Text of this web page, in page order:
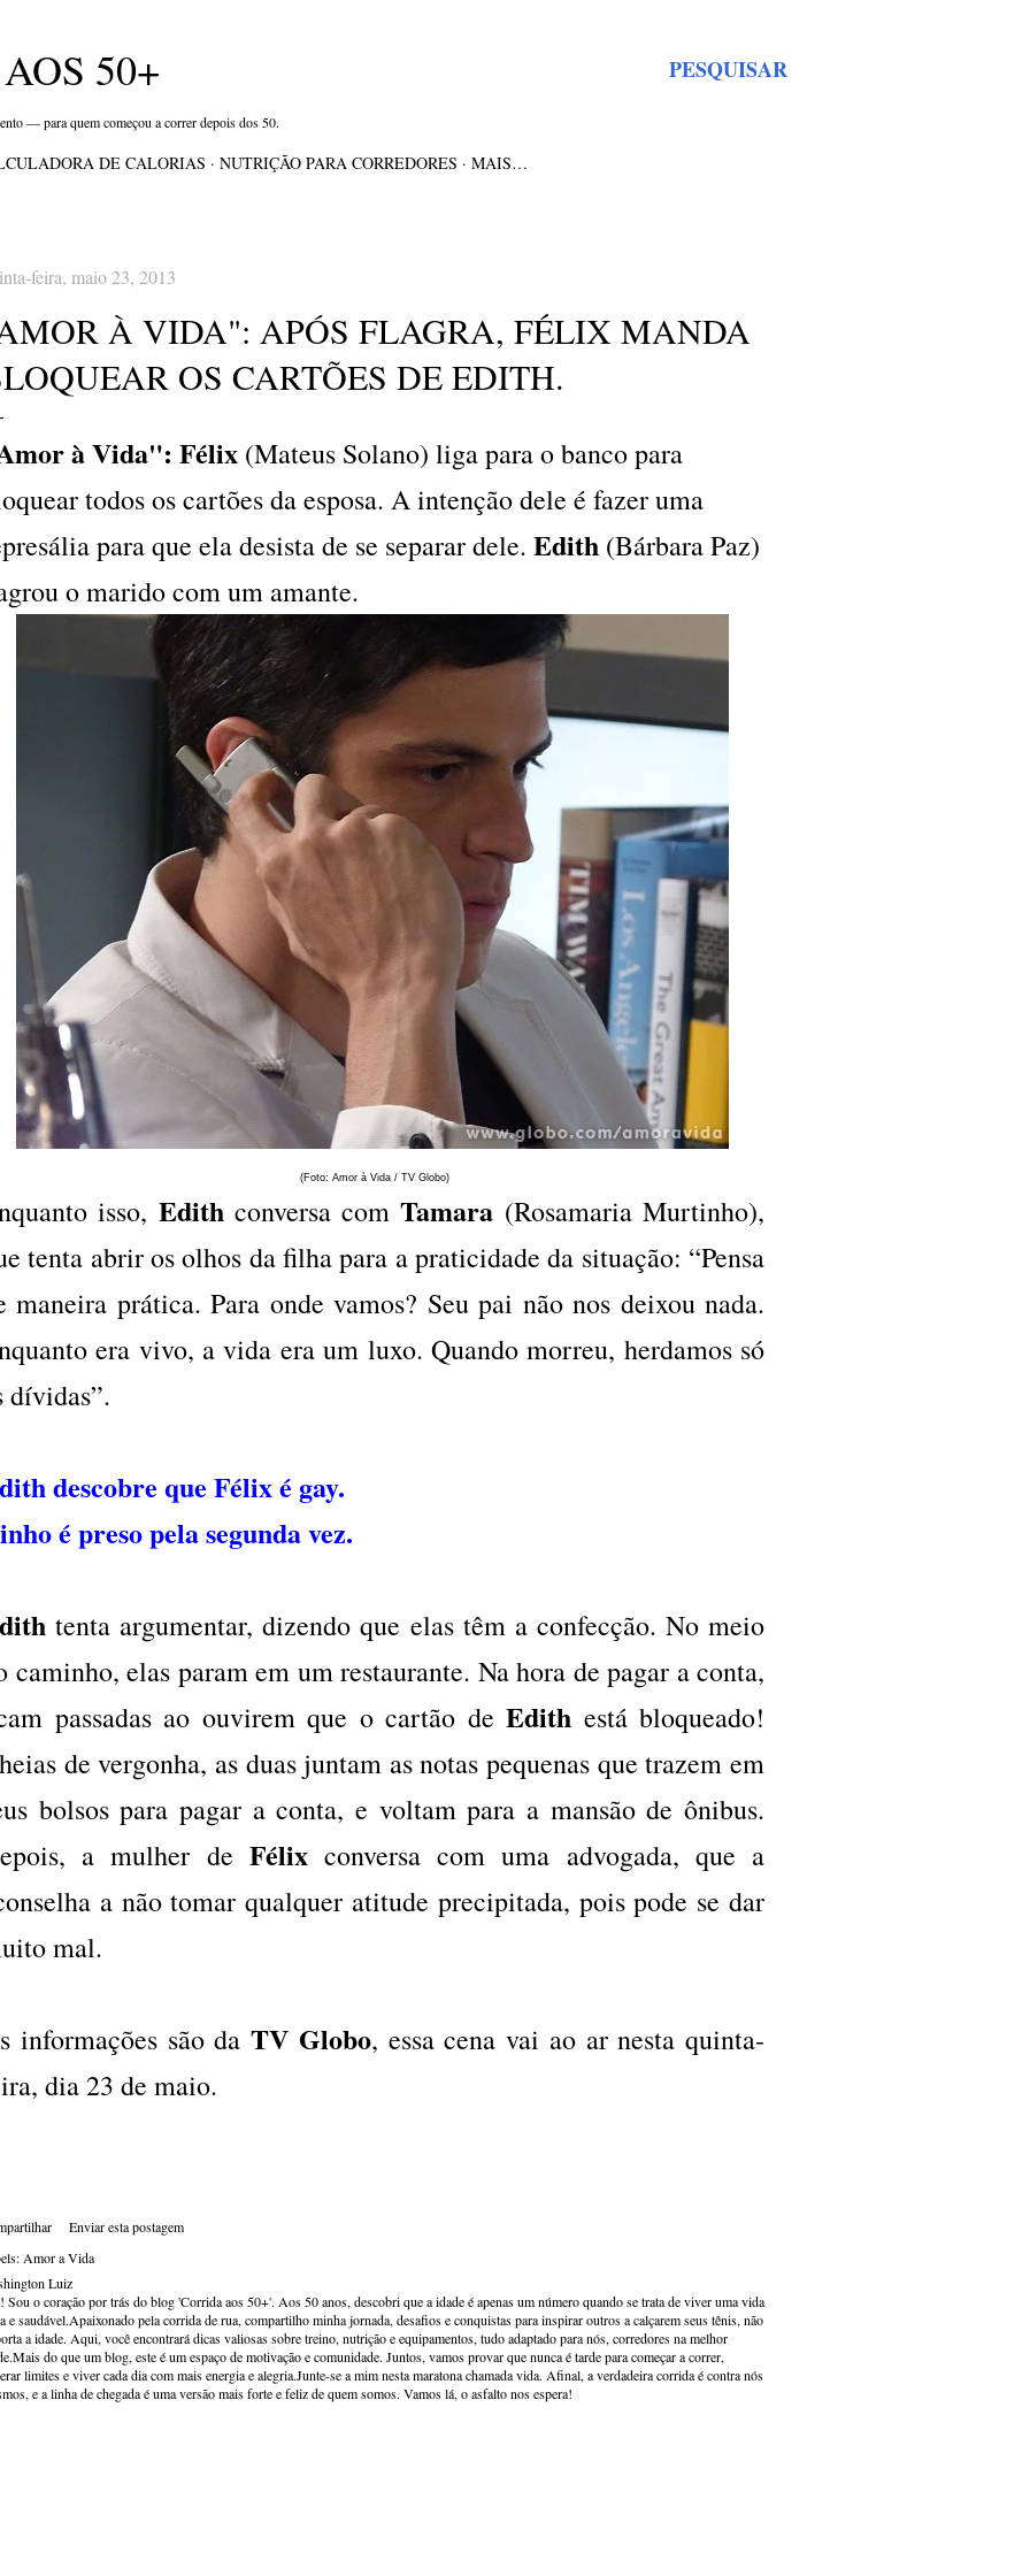
PESQUISAR
50+
— para quem começou a correr depois dos 50.
DE CALORIAS NUTRIÇÃO PARA CORREDORES MAIS…
feira, maio 23, 2013
À VIDA": APÓS FLAGRA, FÉLIX MANDA
OS CARTÕES DE EDITH.
à Vida": Félix (Mateus Solano) liga para o banco para
todos os cartões da esposa. A intenção dele é fazer uma
para que ela desista de se separar dele. Edith (Bárbara Paz)
o marido com um amante.
(Foto: Amor à Vida / TV Globo)
isso, Edithconversa comTamara (Rosamaria Murtinho),
tenta abrir os olhos da filha para a praticidade da situação: “Pensa
maneira prática. Para onde vamos? Seu pai não nos deixou nada.
era vivo, a vida era um luxo. Quando morreu, herdamos só
dívidas”.
descobre que Félix é gay.
é preso pela segunda vez.
tenta argumentar, dizendo que elas têm a confecção. No meio
caminho, elas param em um restaurante. Na hora de pagar a conta,
passadas ao ouvirem que o cartão de Edith está bloqueado!
de vergonha, as duas juntam as notas pequenas que trazem em
bolsos para pagar a conta, e voltam para a mansão de ônibus.
a mulher de Félixconversa com uma advogada, que a
a não tomar qualquer atitude precipitada, pois pode se dar
mal.
informações são da TV Globo, essa cena vai ao ar nesta quinta-
dia 23 de maio.
Enviar esta postagem
Amor a Vida
Luiz
Sou o coração por trás do blog 'Corrida aos 50+'. Aos 50 anos, descobri que a idade é apenas um número quando se trata de viver uma vida
e saudável.Apaixonado pela corrida de rua, compartilho minha jornada, desafios e conquistas para inspirar outros a calçarem seus tênis, não
a idade. Aqui, você encontrará dicas valiosas sobre treino, nutrição e equipamentos, tudo adaptado para nós, corredores na melhor
do que um blog, este é um espaço de motivação e comunidade. Juntos, vamos provar que nunca é tarde para começar a correr,
limites e viver cada dia com mais energia e alegria.Junte-se a mim nesta maratona chamada vida. Afinal, a verdadeira corrida é contra nós
e a linha de chegada é uma versão mais forte e feliz de quem somos. Vamos lá, o asfalto nos espera!